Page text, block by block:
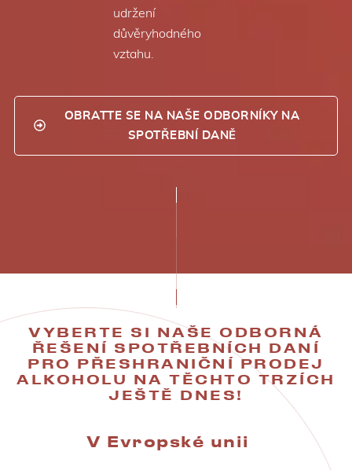
udržení
důvěryhodného
vztahu.
OBRATTE SE NA NAŠE ODBORNÍKY NA
SPOTŘEBNÍ DANĚ
VYBERTE SI NAŠE ODBORNÁ
ŘEŠENÍ SPOTŘEBNÍCH DANÍ
PRO PŘESHRANIČNÍ PRODEJ
ALKOHOLU NA TĚCHTO TRZÍCH
JEŠTĚ DNES!
V Evropské unii